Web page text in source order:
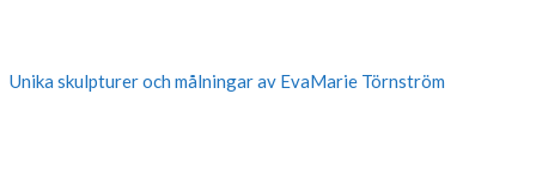
Unika skulpturer och målningar av EvaMarie Törnström